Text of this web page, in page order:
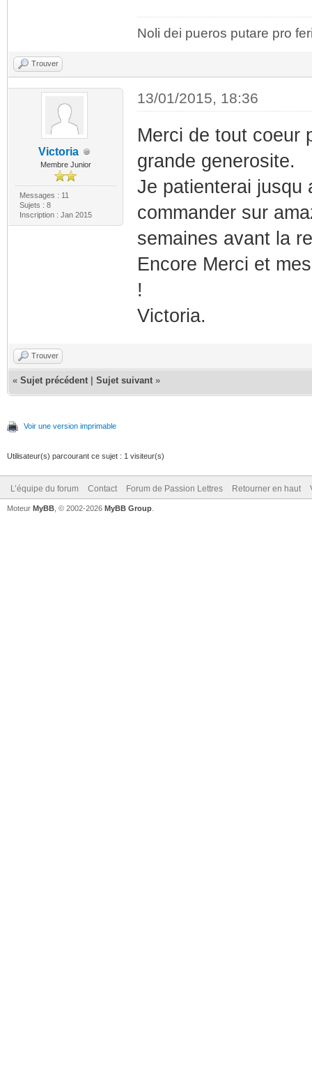
Noli dei pueros putare pro
Trouver
Victoria
Membre Junior
Messages : 11
Sujets : 8
Inscription : Jan 2015
13/01/2015, 18:36
Merci de tout coeur
grande generosite.
Je patienterai jusqu
commander sur
semaines avant la
Encore Merci et
!
Victoria.
Trouver
« Sujet précédent Sujet suivant »
Voir une version imprimable
Utilisateur(s) parcourant ce sujet : 1 visiteur(s)
L’équipe du forum Contact Forum de Passion Lettres Retourner en haut
Moteur MyBB , © 2002-2026 MyBB Group